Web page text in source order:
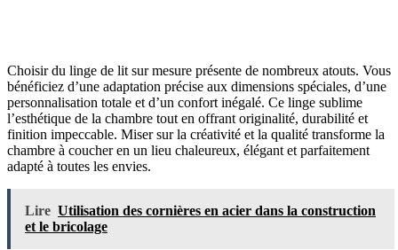
Choisir du linge de lit sur mesure présente de nombreux atouts. Vous
bénéficiez d’une adaptation précise aux dimensions spéciales, d’une
personnalisation totale et d’un confort inégalé. Ce linge sublime
l’esthétique de la chambre tout en offrant originalité, durabilité et
finition impeccable. Miser sur la créativité et la qualité transforme la
chambre à coucher en un lieu chaleureux, élégant et parfaitement
adapté à toutes les envies.
Lire Utilisation des cornières en acier dans la construction
et le bricolage